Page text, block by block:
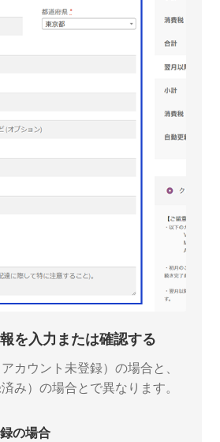
を入力または確認する
カウント未登録）の場合と、
み）の場合とで異なります。
の場合